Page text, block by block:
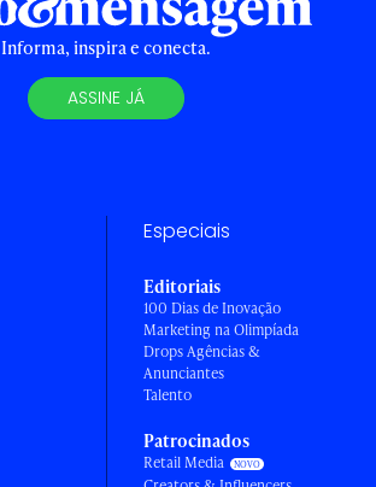
Informa, inspira e conecta.
ASSINE JÁ
Especiais
Editoriais
100 Dias de Inovação
Marketing na Olimpíada
Drops Agências &
Anunciantes
Talento
Patrocinados
Retail Media